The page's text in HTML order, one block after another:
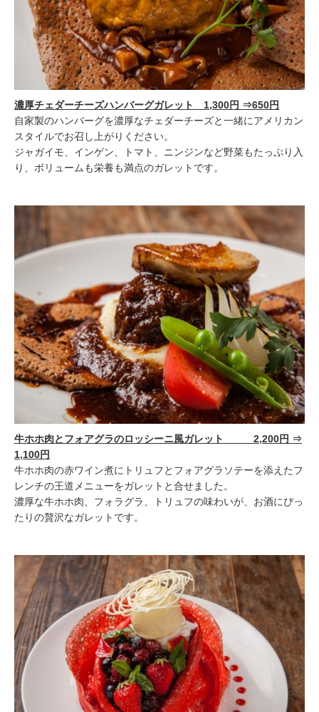
濃厚チェダーチーズハンバーグガレット 1,300円 ⇒650円
自家製のハンバーグを濃厚なチェダーチーズと一緒にアメリカン
スタイルでお召し上がりください。
ジャガイモ、インゲン、トマト、ニンジンなど野菜もたっぷり入
り、ボリュームも栄養も満点のガレットです。
牛ホホ肉とフォアグラのロッシーニ風ガレット 2,200円 ⇒
1,100円
牛ホホ肉の赤ワイン煮にトリュフとフォアグラソテーを添えたフ
レンチの王道メニューをガレットと合せました。
濃厚な牛ホホ肉、フォラグラ、トリュフの味わいが、お酒にぴっ
たりの贅沢なガレットです。